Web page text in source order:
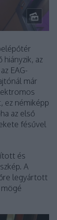
az
EAG-
már
ez némiképp
az első
fésűvel
és
A
legyártott